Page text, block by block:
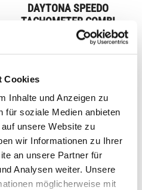
Cookies
Inhalte und Anzeigen zu
für soziale Medien anbieten
unsere Website zu
wir Informationen zu Ihrer
an unsere Partner für
Analysen weiter. Unsere
möglicherweise mit
DAYTONA SPEEDO
TACHOMETER COMBI
CB00273M
Desde489,00 €*